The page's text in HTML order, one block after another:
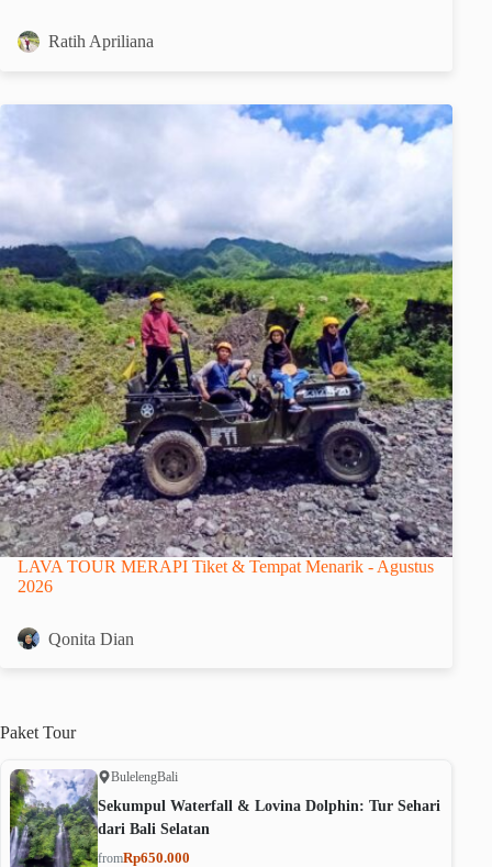
Ratih Apriliana
LAVA TOUR MERAPI Tiket & Tempat Menarik - Agustus
2026
Qonita Dian
Paket Tour
BulelengBali
Sekumpul Waterfall & Lovina Dolphin: Tur Sehari
dari Bali Selatan
fromRp650.000